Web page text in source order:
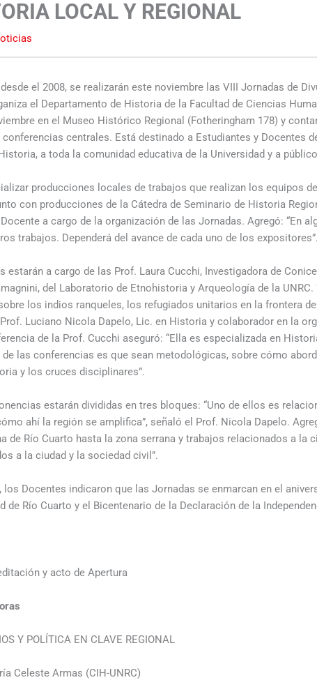
LOCAL Y REGIONAL
el 2008, se realizarán este noviembre las VIII Jornadas de
el Departamento de Historia de la Facultad de Ciencias
en el Museo Histórico Regional (Fotheringham 178) y
centrales. Está destinado a Estudiantes y Docentes
a toda la comunidad educativa de la Universidad y a
producciones locales de trabajos que realizan los equipos
con producciones de la Cátedra de Seminario de Historia
a cargo de la organización de las Jornadas. Agregó: “En
trabajos. Dependerá del avance de cada uno de los expositores”.
estarán a cargo de las Prof. Laura Cucchi, Investigadora de
del Laboratorio de Etnohistoria y Arqueología de la UNRC.
los indios ranqueles, los refugiados unitarios en la frontera
Prof. Luciano Nicola Dapelo, Lic. en Historia y colaborador en la
de la Prof. Cucchi aseguró: “Ella es especializada en
de las conferencias es que sean metodológicas, sobre cómo
y los cruces disciplinares”.
estarán divididas en tres bloques: “Uno de ellos es
ahí la región se amplifica”, señaló el Prof. Nicola Dapelo.
de Río Cuarto hasta la zona serrana y trabajos relacionados a la
a la ciudad y la sociedad civil”.
los Docentes indicaron que las Jornadas se enmarcan en el
de Río Cuarto y el Bicentenario de la Declaración de la
y acto de Apertura
Y POLÍTICA EN CLAVE REGIONAL
Celeste Armas (CIH-UNRC)